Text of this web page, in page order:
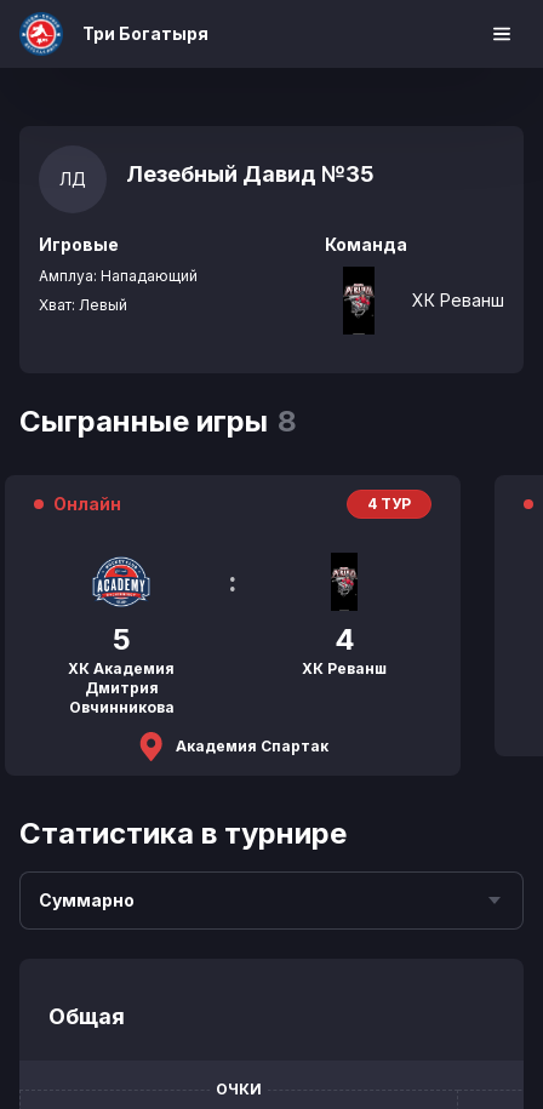
Три Богатыря
ЛД Лезебный Давид №35
Игровые
Амплуа: Нападающий
Хват: Левый
Команда
ХК Реванш
Сыгранные игры 8
Онлайн 4 ТУР
5
ХК Академия
Дмитрия
Овчинникова
:
4
ХК Реванш
Академия Спартак
Статистика в турнире
Суммарно
Общая
ОЧКИ